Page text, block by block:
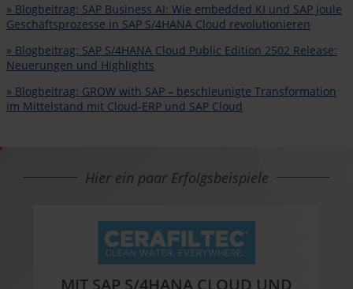
» Blogbeitrag: SAP Business AI: Wie embedded KI und SAP Joule
Geschäftsprozesse in SAP S/4HANA Cloud revolutionieren
» Blogbeitrag: SAP S/4HANA Cloud Public Edition 2502 Release:
Neuerungen und Highlights
» Blogbeitrag: GROW with SAP – beschleunigte Transformation
im Mittelstand mit Cloud-ERP und SAP Cloud
Hier ein paar Erfolgsbeispiele
MIT SAP S/4HANA CLOUD UND